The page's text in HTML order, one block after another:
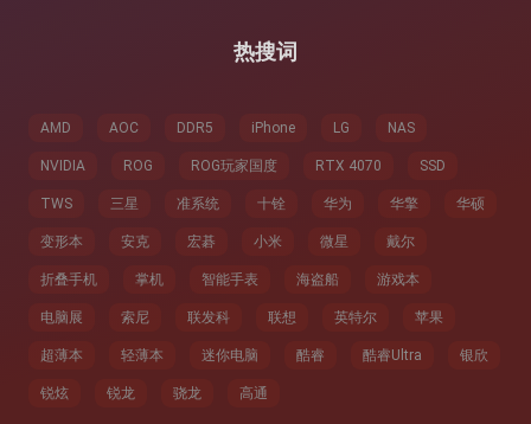
热搜词
AMD AOC DDR5 iPhone LG NAS
NVIDIA ROG ROG玩家国度 RTX 4070 SSD
TWS 三星 准系统 十铨 华为 华擎 华硕
变形本 安克 宏碁 小米 微星 戴尔
折叠手机 掌机 智能手表 海盗船 游戏本
电脑展 索尼 联发科 联想 英特尔 苹果
超薄本 轻薄本 迷你电脑 酷睿 酷睿Ultra 银欣
锐炫 锐龙 骁龙 高通